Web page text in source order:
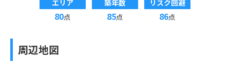
エリア
80点
築年数
85点
リスク回避
86点
周辺地図